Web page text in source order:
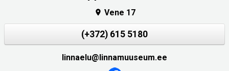
 Vene 17
(+372) 615 5180
linnaelu@linnamuuseum.ee